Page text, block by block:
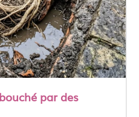
par des